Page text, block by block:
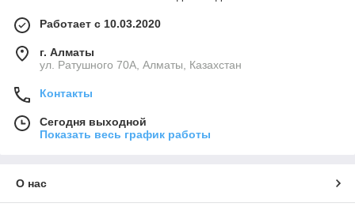
Работает с 10.03.2020
г. Алматы
ул. Ратушного 70А, Алматы, Казахстан
Контакты
Сегодня выходной
Показать весь график работы
О нас